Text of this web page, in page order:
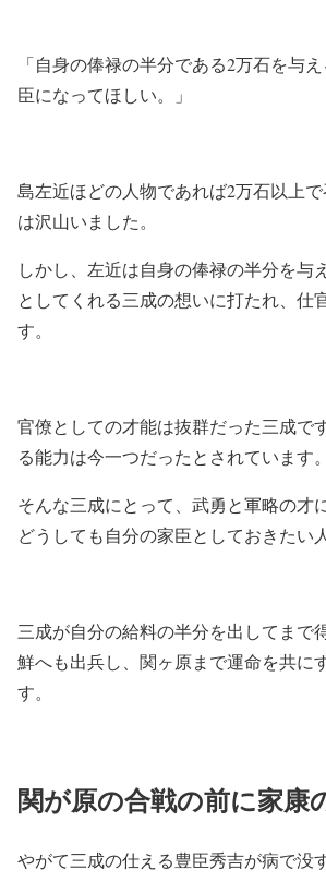
「自身の俸禄の半分である2万石を与
臣になってほしい。」
島左近ほどの人物であれば2万石以上
は沢山いました。
しかし、左近は自身の俸禄の半分を与
としてくれる三成の想いに打たれ、仕
す。
官僚としての才能は抜群だった三成で
る能力は今一つだったとされています。
そんな三成にとって、武勇と軍略の才
どうしても自分の家臣としておきたい
三成が自分の給料の半分を出してまで
鮮へも出兵し、関ヶ原まで運命を共に
す。
関が原の合戦の前に家康
やがて三成の仕える豊臣秀吉が病で没